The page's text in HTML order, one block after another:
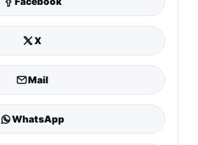
X
Mail
WhatsApp